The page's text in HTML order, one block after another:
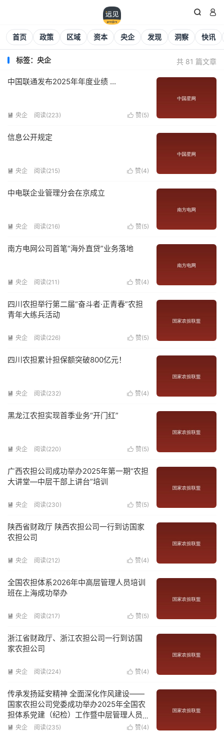
 
首页 政策 区域 资本 央企 发现 洞察 快讯
共 81 篇文章
标签：央企
中国联通发布2025年年度业绩 ...
 赞(5)
 央企 阅读(223)
信息公开规定
 赞(4)
 央企 阅读(215)
中电联企业管理分会在京成立
 赞(5)
 央企 阅读(216)
南方电网公司首笔“海外直贷”业务落地
 赞(4)
 央企 阅读(211 )
四川农担举行第二届“奋斗者·正青春”农担
青年大练兵活动
 赞(5)
 央企 阅读(226)
四川农担累计担保额突破800亿元！
 赞(4)
 央企 阅读(232)
黑龙江农担实现首季业务“开门红”
 赞(5)
 央企 阅读(220)
广西农担公司成功举办2025年第一期“农担
大讲堂—中层干部上讲台”培训
 赞(5)
 央企 阅读(230)
陕西省财政厅 陕西农担公司一行到访国家
农担公司
 赞(4)
 央企 阅读(212)
全国农担体系2026年中高层管理人员培训
班在上海成功举办
 赞(5)
 央企 阅读(217)
浙江省财政厅、浙江农担公司一行到访国
家农担公司
 赞(4)
 央企 阅读(224)
传承发扬延安精神 全面深化作风建设——
国家农担公司党委成功举办2025年全国农
担体系党建（纪检）工作暨中层管理人员
培训班
 赞(4)
 央企 阅读(235)